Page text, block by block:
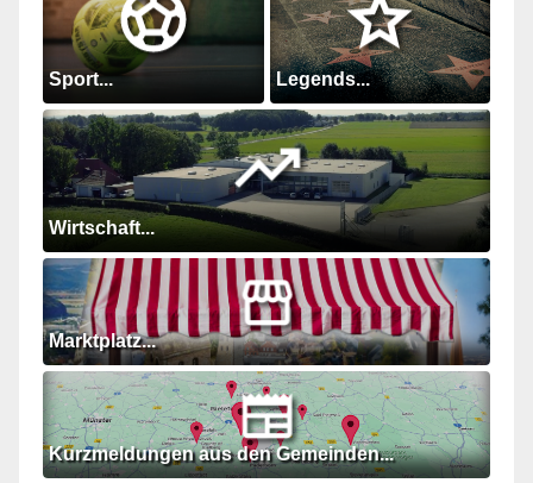
Sport... Legends...
Wirtschaft...
Marktplatz...
Kurzmeldungen aus den Gemeinden...